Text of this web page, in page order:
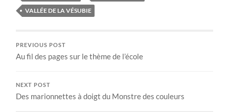
VALLÉE DE LA VÉSUBIE
PREVIOUS POST
Au fil des pages sur le thème de l’école
NEXT POST
Des marionnettes à doigt du Monstre des couleurs